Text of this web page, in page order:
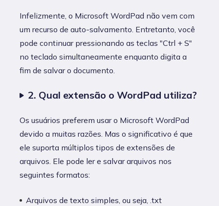
Infelizmente, o Microsoft WordPad não vem com
um recurso de auto-salvamento. Entretanto, você
pode continuar pressionando as teclas "Ctrl + S"
no teclado simultaneamente enquanto digita a
fim de salvar o documento.
2. Qual extensão o WordPad utiliza?
Os usuários preferem usar o Microsoft WordPad
devido a muitas razões. Mas o significativo é que
ele suporta múltiplos tipos de extensões de
arquivos. Ele pode ler e salvar arquivos nos
seguintes formatos:
Arquivos de texto simples, ou seja, .txt